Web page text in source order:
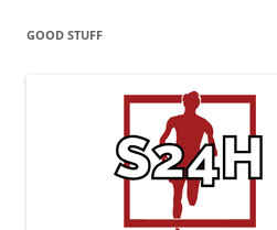
GOOD STUFF